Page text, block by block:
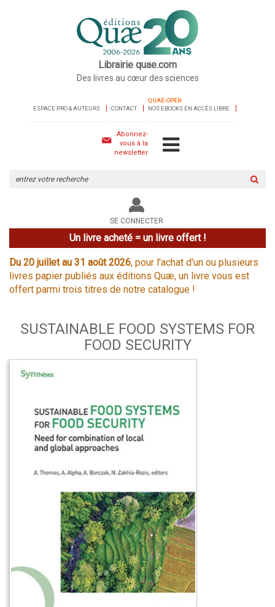
Librairie quae.com
Des livres au cœur des sciences
ESPACE PRO & AUTEURS CONTACT
QUAE-OPEN
NOS EBOOKS EN ACCÈS LIBRE
Abonnez-
vous à la
newsletter
le
site
SE CONNECTER
Un livre acheté = un livre offert !
Du 20 juillet au 31 août 2026, pour l'achat d'un ou plusieurs
livres papier publiés aux éditions Quæ, un livre vous est
offert parmi trois titres de notre catalogue !
SUSTAINABLE FOOD SYSTEMS FOR
FOOD SECURITY